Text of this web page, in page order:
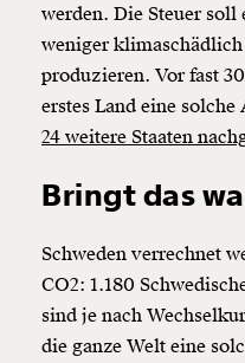
werden. Die Steuer soll
weniger
produzieren. Vor fast
erstes Land eine solche
24 weitere Staaten
Bringt das
Schweden verrechnet
CO2: 1.180
sind je nach
die ganze Welt eine